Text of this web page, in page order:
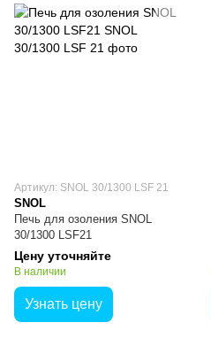
Артикул: SNOL 30/1300 LSF 21
SNOL
Печь для озоления SNOL
30/1300 LSF21
Цену уточняйте
В наличии
Узнать цену